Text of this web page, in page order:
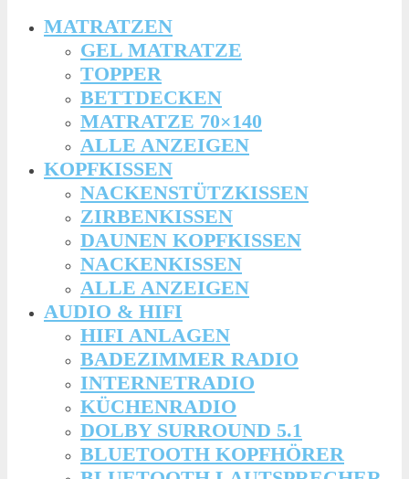
MATRATZEN
GEL MATRATZE
TOPPER
BETTDECKEN
MATRATZE 70×140
ALLE ANZEIGEN
KOPFKISSEN
NACKENSTÜTZKISSEN
ZIRBENKISSEN
DAUNEN KOPFKISSEN
NACKENKISSEN
ALLE ANZEIGEN
AUDIO & HIFI
HIFI ANLAGEN
BADEZIMMER RADIO
INTERNETRADIO
KÜCHENRADIO
DOLBY SURROUND 5.1
BLUETOOTH KOPFHÖRER